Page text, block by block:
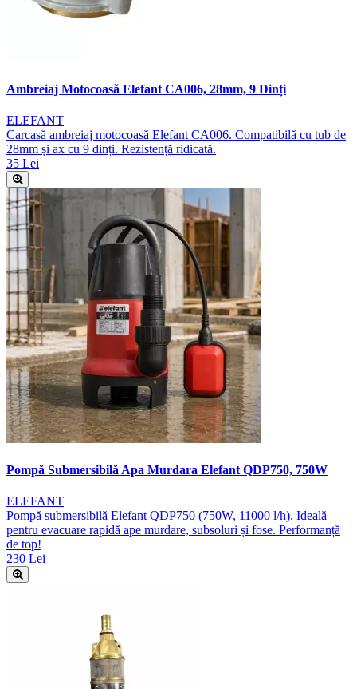
Ambreiaj Motocoasă Elefant CA006, 28mm, 9 Dinți
ELEFANT
Carcasă ambreiaj motocoasă Elefant CA006. Compatibilă cu tub de
28mm și ax cu 9 dinți. Rezistență ridicată.
35 Lei
Pompă Submersibilă Apa Murdara Elefant QDP750, 750W
ELEFANT
Pompă submersibilă Elefant QDP750 (750W, 11000 l/h). Ideală
pentru evacuare rapidă ape murdare, subsoluri și fose. Performanță
de top!
230 Lei